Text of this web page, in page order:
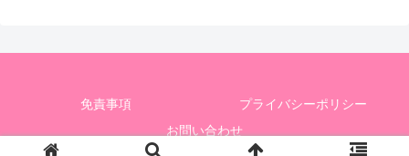
免責事項
プライバシーポリシー
お問い合わせ